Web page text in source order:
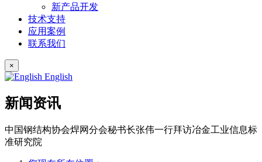
新产品开发
技术支持
应用案例
联系我们
×
English
新闻资讯
中国钢结构协会焊网分会秘书长张伟一行拜访冶金工业信息标
准研究院